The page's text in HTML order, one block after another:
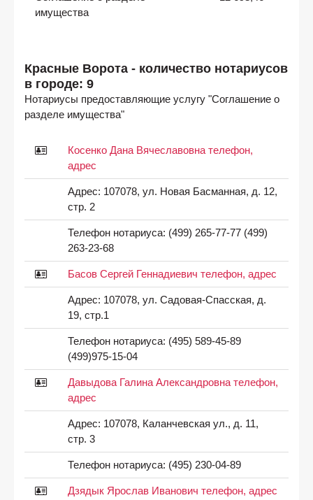
имущества
Красные Ворота - количество нотариусов
в городе: 9
Нотариусы предоставляющие услугу "Соглашение о
разделе имущества"
Косенко Дана Вячеславовна телефон,
адрес
Адрес: 107078, ул. Новая Басманная, д. 12,
стр. 2
Телефон нотариуса: (499) 265-77-77 (499)
263-23-68
Басов Сергей Геннадиевич телефон, адрес
Адрес: 107078, ул. Садовая-Спасская, д.
19, стр.1
Телефон нотариуса: (495) 589-45-89
(499)975-15-04
Давыдова Галина Александровна телефон,
адрес
Адрес: 107078, Каланчевская ул., д. 11,
стр. 3
Телефон нотариуса: (495) 230-04-89
Дзядык Ярослав Иванович телефон, адрес